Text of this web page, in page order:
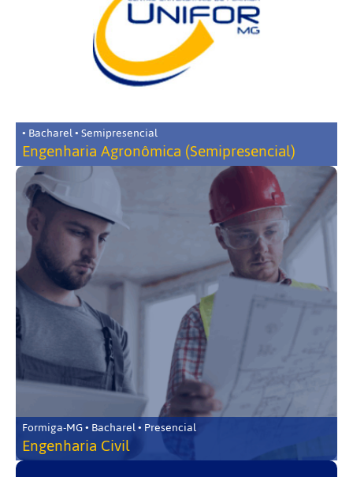
• Bacharel • Semipresencial
Engenharia Agronômica (Semipresencial)
Formiga-MG • Bacharel • Presencial
Engenharia Civil